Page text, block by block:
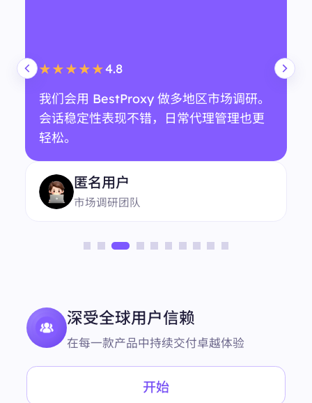
★★★★★4.8
我们会用 BestProxy 做多地区市场调研。
会话稳定性表现不错，日常代理管理也更
轻松。
匿名用户
市场调研团队
深受全球用户信赖
在每一款产品中持续交付卓越体验
开始